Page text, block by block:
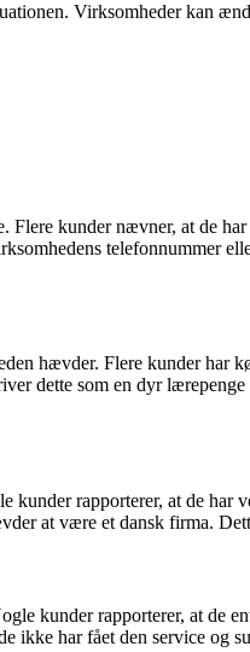
Virksomheder kan
kunder nævner, at de
hævder. Flere kunder har
dette som en dyr
rapporterer, at de
at være et dansk firma.
kunder rapporterer, at de
ikke har fået den service og